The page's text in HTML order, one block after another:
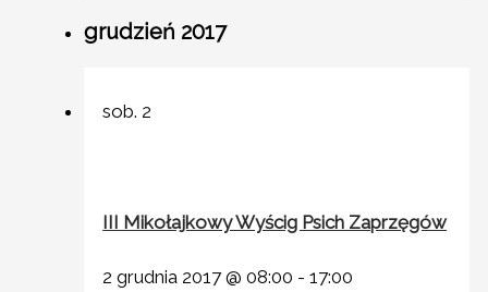
grudzień 2017
sob. 2
III Mikołajkowy Wyścig Psich Zaprzęgów
2 grudnia 2017 @ 08:00 -17:00